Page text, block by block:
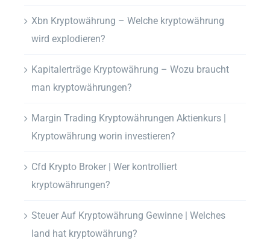
Xbn Kryptowährung – Welche kryptowährung
wird explodieren?
Kapitalerträge Kryptowährung – Wozu braucht
man kryptowährungen?
Margin Trading Kryptowährungen Aktienkurs |
Kryptowährung worin investieren?
Cfd Krypto Broker | Wer kontrolliert
kryptowährungen?
Steuer Auf Kryptowährung Gewinne | Welches
land hat kryptowährung?